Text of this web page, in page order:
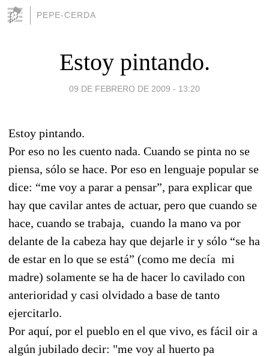
PEPE-CERDA
Estoy pintando.
09 DE FEBRERO DE 2009 - 13:20
Estoy pintando.
Por eso no les cuento nada. Cuando se pinta no se
piensa, sólo se hace. Por eso en lenguaje popular se
dice: “me voy a parar a pensar”, para explicar que
hay que cavilar antes de actuar, pero que cuando se
hace, cuando se trabaja, cuando la mano va por
delante de la cabeza hay que dejarle ir y sólo “se ha
de estar en lo que se está” (como me decía mi
madre) solamente se ha de hacer lo cavilado con
anterioridad y casi olvidado a base de tanto
ejercitarlo.
Por aquí, por el pueblo en el que vivo, es fácil oir a
algún jubilado decir: "me voy al huerto pa